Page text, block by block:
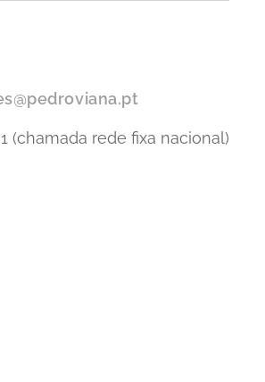
(chamada rede fixa nacional)